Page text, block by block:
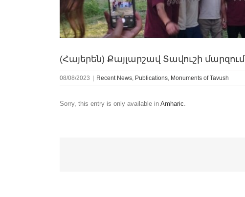
(Հայերեն) Քայլարշավ Տավուշի մարզում
08/08/2023 Recent News, Publications, Monuments of Tavush
Sorry, this entry is only available in Amharic.